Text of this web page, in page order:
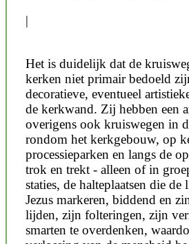
|
Het is duidelijk dat de
kerken niet primair bedoeld
decoratieve, eventueel
de kerkwand. Zij hebben een
overigens ook kruiswegen in
rondom het kerkgebouw, op
processieparken en langs de
trok en trekt - alleen of in
staties, de halteplaatsen die de
Jezus markeren, biddend en
lijden, zijn folteringen, zijn
smarten te overdenken,